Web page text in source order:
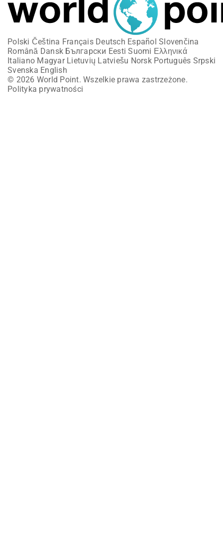
Polski Čeština Français Deutsch Español Slovenčina
Română Dansk Български Eesti Suomi Ελληνικά
Italiano Magyar Lietuvių Latviešu Norsk Português Srpski
Svenska English
© 2026 World Point. Wszelkie prawa zastrzeżone.
Polityka prywatności